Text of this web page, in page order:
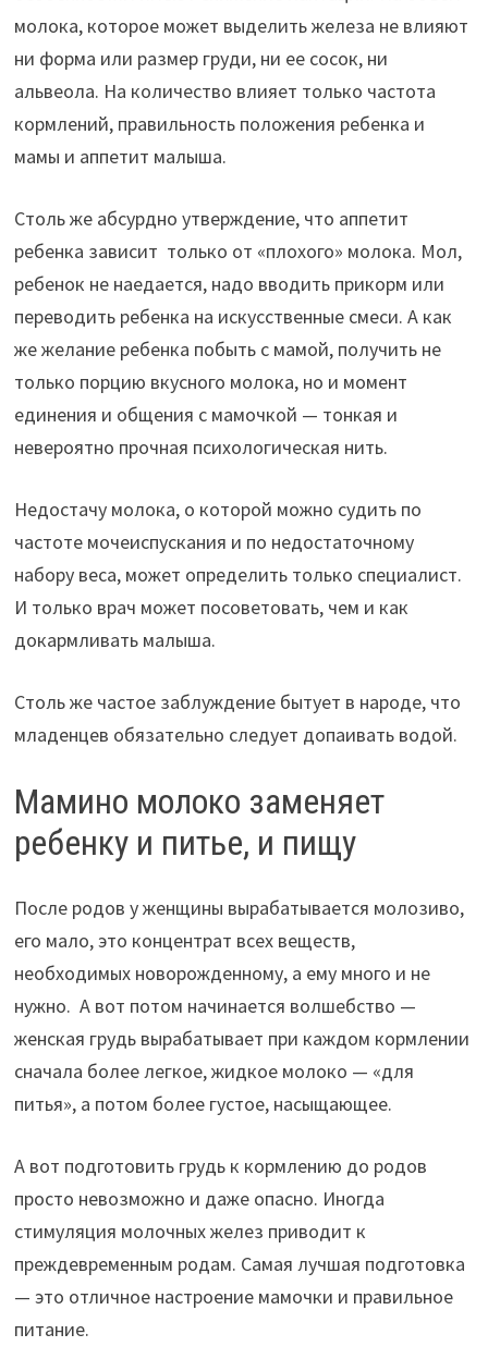
молока, которое может выделить железа не влияют
ни форма или размер груди, ни ее сосок, ни
альвеола. На количество влияет только частота
кормлений, правильность положения ребенка и
мамы и аппетит малыша.
Столь же абсурдно утверждение, что аппетит
ребенка зависит только от «плохого» молока. Мол,
ребенок не наедается, надо вводить прикорм или
переводить ребенка на искусственные смеси. А как
же желание ребенка побыть с мамой, получить не
только порцию вкусного молока, но и момент
единения и общения с мамочкой — тонкая и
невероятно прочная психологическая нить.
Недостачу молока, о которой можно судить по
частоте мочеиспускания и по недостаточному
набору веса, может определить только специалист.
И только врач может посоветовать, чем и как
докармливать малыша.
Столь же частое заблуждение бытует в народе, что
младенцев обязательно следует допаивать водой.
Мамино молоко заменяет
ребенку и питье, и пищу
После родов у женщины вырабатывается молозиво,
его мало, это концентрат всех веществ,
необходимых новорожденному, а ему много и не
нужно. А вот потом начинается волшебство —
женская грудь вырабатывает при каждом кормлении
сначала более легкое, жидкое молоко — «для
питья», а потом более густое, насыщающее.
А вот подготовить грудь к кормлению до родов
просто невозможно и даже опасно. Иногда
стимуляция молочных желез приводит к
преждевременным родам. Самая лучшая подготовка
— это отличное настроение мамочки и правильное
питание.